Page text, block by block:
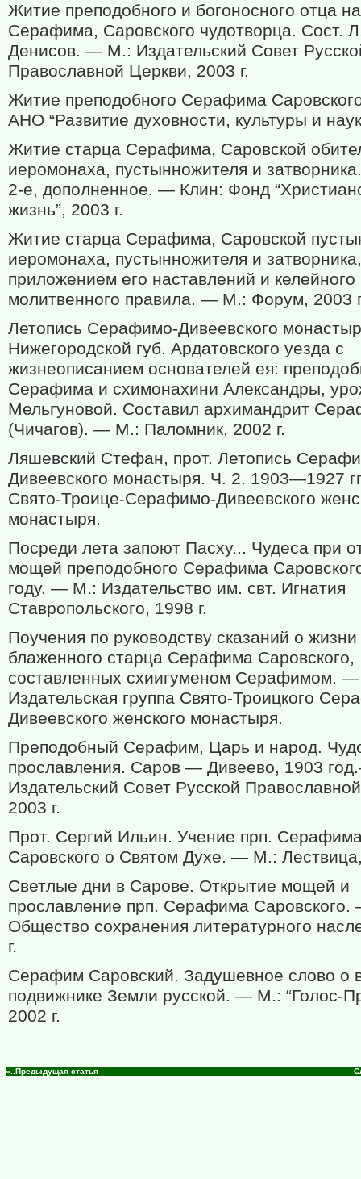
Житие преподобного и богоносного отца
Серафима, Саровского чудотворца. Сост.
Денисов. — М.: Издательский Совет
Православной Церкви, 2003 г.
Житие преподобного Серафима
АНО “Развитие духовности, культуры и
Житие старца Серафима, Саровской
иеромонаха, пустынножителя и
2-е, дополненное. — Клин: Фонд
жизнь”, 2003 г.
Житие старца Серафима, Саровской
иеромонаха, пустынножителя и
приложением его наставлений и келейного
молитвенного правила. — М.: Форум, 2003
Летопись Серафимо-Дивеевского
Нижегородской губ. Ардатовского уезда с
жизнеописанием основателей ея:
Серафима и схимонахини Александры,
Мельгуновой. Составил архимандрит
(Чичагов). — М.: Паломник, 2002 г.
Ляшевский Стефан, прот. Летопись
Дивеевского монастыря. Ч. 2. 1903—1927
Свято-Троице-Серафимо-Дивеевского
монастыря.
Посреди лета запоют Пасху... Чудеса при
мощей преподобного Серафима
году. — М.: Издательство им. свт. Игнатия
Ставропольского, 1998 г.
Поучения по руководству сказаний о жизни
блаженного старца Серафима Саровского,
составленных схиигуменом Серафимом. —
Издательская группа Свято-Троицкого
Дивеевского женского монастыря.
Преподобный Серафим, Царь и народ.
прославления. Саров — Дивеево, 1903
Издательский Совет Русской
2003 г.
Прот. Сергий Ильин. Учение прп.
Саровского о Святом Духе. — М.:
Светлые дни в Сарове. Открытие мощей и
прославление прп. Серафима
Общество сохранения литературного
г.
Серафим Саровский. Задушевное слово о
подвижнике Земли русской. — М.: “Голос-
2002 г.
«..Предыдущая статья